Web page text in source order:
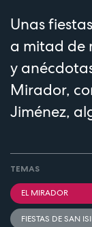
Unas
a mitad de
y
Mirador,
Jiménez,
TEMAS
EL MIRADOR
FIESTAS DE SAN